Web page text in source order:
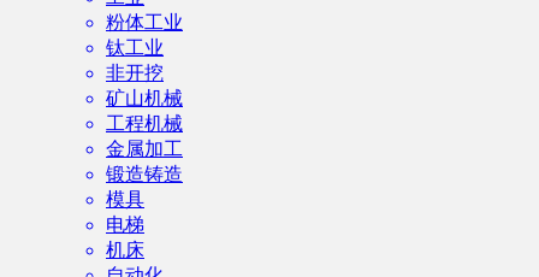
粉体工业
钛工业
非开挖
矿山机械
工程机械
金属加工
锻造铸造
模具
电梯
机床